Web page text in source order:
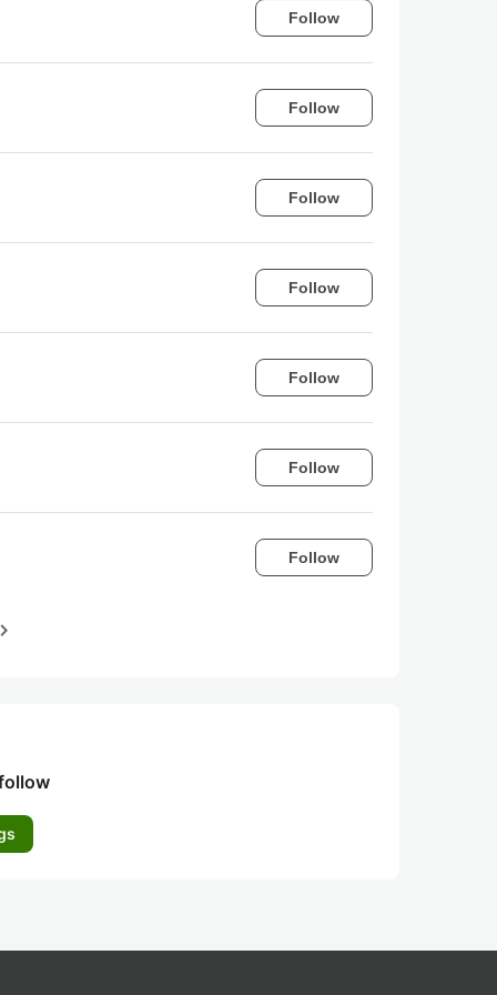
Follow
Follow
Follow
Follow
Follow
Follow
Follow
navigate_next